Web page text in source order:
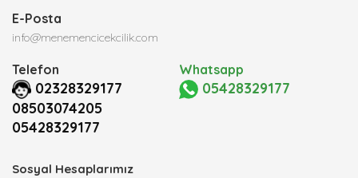
E-Posta
info@menemencicekcilik.com
Telefon
02328329177
08503074205
05428329177
Whatsapp
05428329177
Sosyal Hesaplarımız